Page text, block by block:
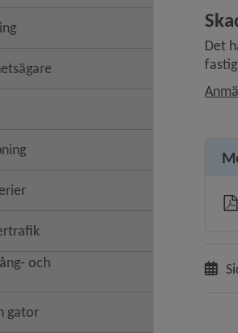
och
gator
Det